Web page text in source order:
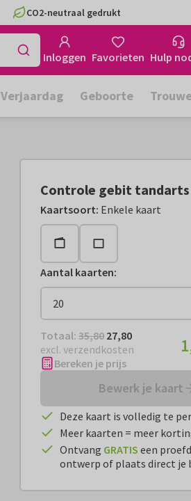
CO2-neutraal gedrukt
Inloggen Favorieten Hulp
Verjaardag Geboorte
Controle gebit tandarts
Kaartsoort: Enkele kaart
Aantal kaarten:
Totaal: € 27,80
Totaal: 35,80 27,80
excl. verzendkosten
€
Bereken je prijs
Bewerk je kaart
Deze kaart is volledig te
Meer kaarten = meer
Ontvang GRATIS een
ontwerp of plaats direct je